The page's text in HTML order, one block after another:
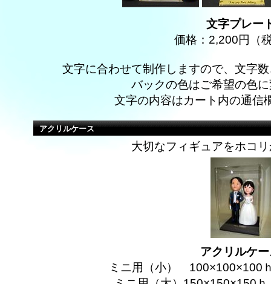
文字プレー
価格：2,200円
文字に合わせて制作しますので、文字
バックの色はご希望の色
文字の内容はカート内の通信
アクリルケース
大切なフィギュアをホコ
アクリルケ
ミニ用（小） 100×100×100